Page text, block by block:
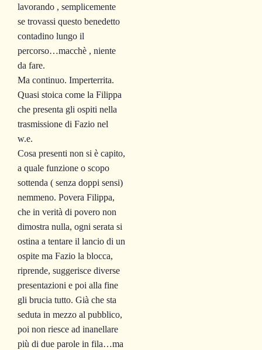
lavorando , semplicemente
se trovassi questo benedetto
contadino lungo il
percorso…macchè , niente
da fare.
Ma continuo. Imperterrita.
Quasi stoica come la Filippa
che presenta gli ospiti nella
trasmissione di Fazio nel
w.e.
Cosa presenti non si è capito,
a quale funzione o scopo
sottenda ( senza doppi sensi)
nemmeno. Povera Filippa,
che in verità di povero non
dimostra nulla, ogni serata si
ostina a tentare il lancio di un
ospite ma Fazio la blocca,
riprende, suggerisce diverse
presentazioni e poi alla fine
gli brucia tutto. Già che sta
seduta in mezzo al pubblico,
poi non riesce ad inanellare
più di due parole in fila…ma